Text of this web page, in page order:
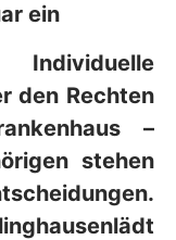
ein
den Rechten
–
stehen
lädt